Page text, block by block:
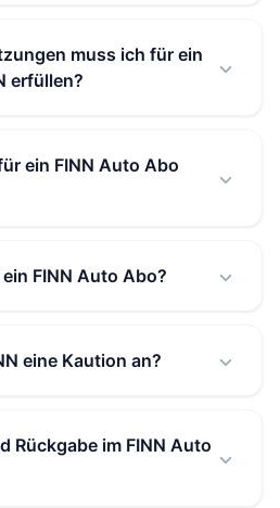
muss ich für ein
erfüllen?
ein FINN Auto Abo
FINN Auto Abo?
eine Kaution an?
Rückgabe im FINN Auto